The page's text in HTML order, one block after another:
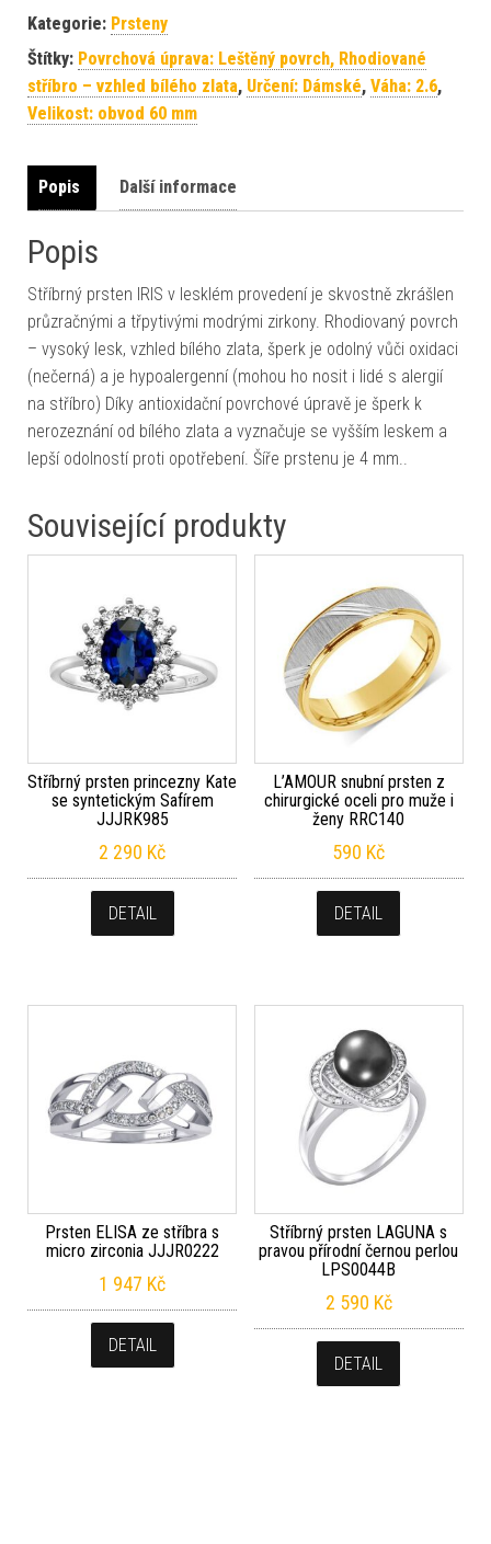
Kategorie: Prsteny
Štítky: Povrchová úprava: Leštěný povrch, Rhodiované
stříbro – vzhled bílého zlata, Určení: Dámské, Váha: 2.6,
Velikost: obvod 60 mm
Popis Další informace
Popis
Stříbrný prsten IRIS v lesklém provedení je skvostně zkrášlen
průzračnými a třpytivými modrými zirkony. Rhodiovaný povrch
– vysoký lesk, vzhled bílého zlata, šperk je odolný vůči oxidaci
(nečerná) a je hypoalergenní (mohou ho nosit i lidé s alergií
na stříbro) Díky antioxidační povrchové úpravě je šperk k
nerozeznání od bílého zlata a vyznačuje se vyšším leskem a
lepší odolností proti opotřebení. Šíře prstenu je 4 mm..
Související produkty
Stříbrný prsten princezny Kate
se syntetickým Safírem
JJJRK985
2 290 Kč
DETAIL
L’AMOUR snubní prsten z
chirurgické oceli pro muže i
ženy RRC140
590 Kč
DETAIL
Prsten ELISA ze stříbra s
micro zirconia JJJR0222
1 947 Kč
DETAIL
Stříbrný prsten LAGUNA s
pravou přírodní černou perlou
LPS0044B
2 590 Kč
DETAIL